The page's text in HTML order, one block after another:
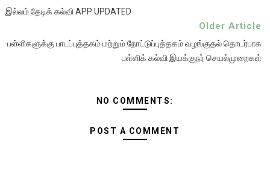
இல்லம் தேடிக் கல்வி APP UPDATED
Older Article
பள்ளிகளுக்கு பாடப்புத்தகம் மற்றும் நோட்டுப்புத்தகம் வழங்குதல் தொடர்பாக
பள்ளிக் கல்வி இயக்குநர் செயல்முறைகள்
NO COMMENTS:
POST A COMMENT